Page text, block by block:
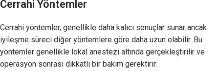
Cerrahi Yöntemler
Cerrahi yöntemler, genellikle daha kalıcı sonuçlar sunar ancak
iyileşme süreci diğer yöntemlere göre daha uzun olabilir. Bu
yöntemler genellikle lokal anestezi altında gerçekleştirilir ve
operasyon sonrası dikkatli bir bakım gerektirir.